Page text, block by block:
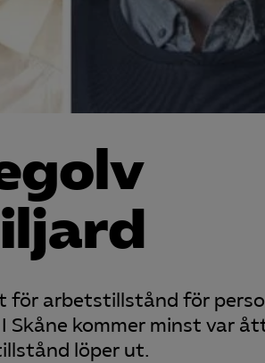
för arbetstillstånd för
Skåne kommer minst var
löper ut.